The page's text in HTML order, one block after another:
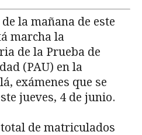
la mañana de este
marcha la
de la Prueba de
(PAU) en la
exámenes que se
jueves, 4 de junio.
de matriculados